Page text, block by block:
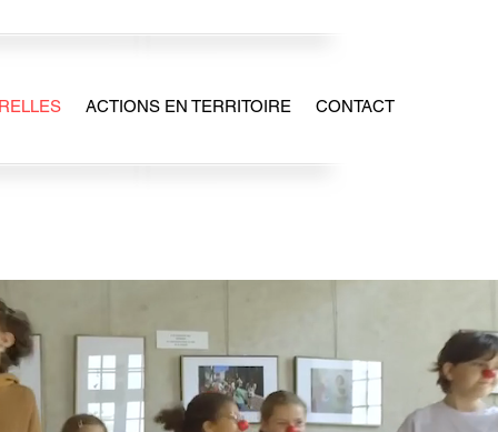
ACTIONS EN TERRITOIRE CONTACT